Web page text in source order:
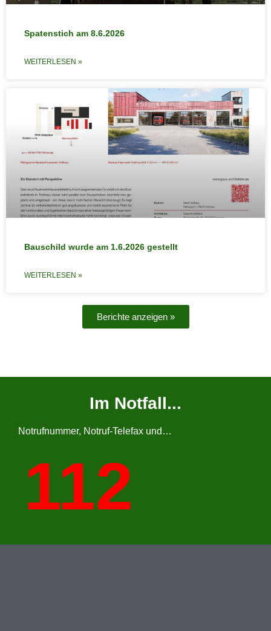
Spatenstich am 8.6.2026
WEITERLESEN »
Bauschild wurde am 1.6.2026 gestellt
WEITERLESEN »
Berichte anzeigen »
Im Notfall...
Notrufnummer, Notruf-Telefax und…
112